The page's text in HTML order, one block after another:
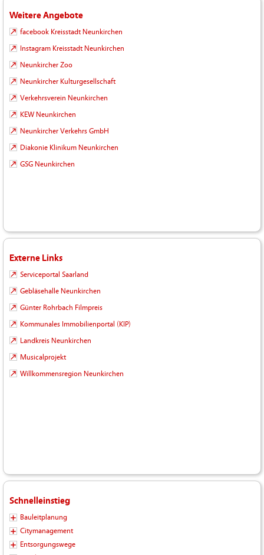
Weitere Angebote
facebook Kreisstadt Neunkirchen
Instagram Kreisstadt Neunkirchen
Neunkircher Zoo
Neunkircher Kulturgesellschaft
Verkehrsverein Neunkirchen
KEW Neunkirchen
Neunkircher Verkehrs GmbH
Diakonie Klinikum Neunkirchen
GSG Neunkirchen
Externe Links
Serviceportal Saarland
Gebläsehalle Neunkirchen
Günter Rohrbach Filmpreis
Kommunales Immobilienportal (KIP)
Landkreis Neunkirchen
Musicalprojekt
Willkommensregion Neunkirchen
Schnelleinstieg
Bauleitplanung
Citymanagement
Entsorgungswege